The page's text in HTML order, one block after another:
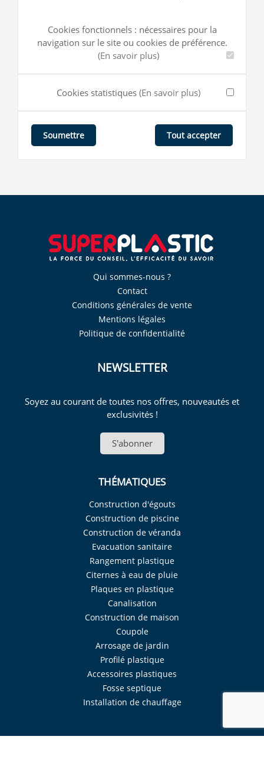
Cookies fonctionnels : nécessaires pour la
navigation sur le site ou cookies de préférence.
(En savoir plus)
Cookies statistiques (En savoir plus)
Soumettre Tout accepter
Qui sommes-nous ?
Contact
Conditions générales de vente
Mentions légales
Politique de confidentialité
NEWSLETTER
Soyez au courant de toutes nos offres, nouveautés et
exclusivités !
S'abonner
THÉMATIQUES
Construction d'égouts
Construction de piscine
Construction de véranda
Evacuation sanitaire
Rangement plastique
Citernes à eau de pluie
Plaques en plastique
Canalisation
Construction de maison
Coupole
Arrosage de jardin
Profilé plastique
Accessoires plastiques
Fosse septique
Installation de chauffage